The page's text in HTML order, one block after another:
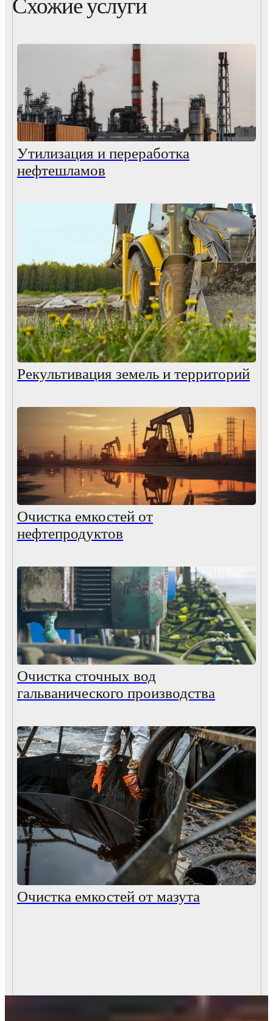
Схожие услуги
Утилизация и переработка
нефтешламов
Рекультивация земель и территорий
Очистка емкостей от
нефтепродуктов
Очистка сточных вод
гальванического производства
Очистка емкостей от мазута